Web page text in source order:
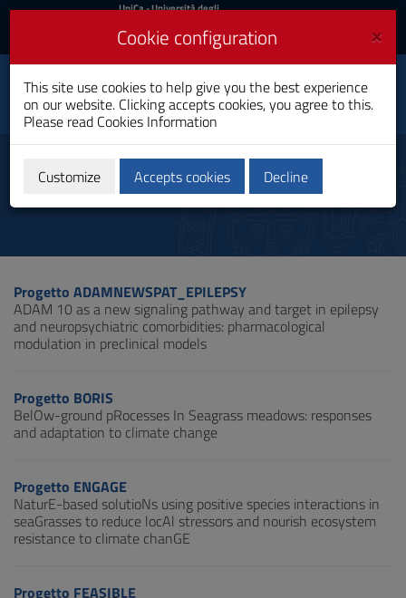
Skip
Content
to
Go
Footer
UniCa
Login
UniCa- Università degli
Login UniCA News
Toggle
navigation
Department of Life and
Environmental Sciences
Projects
Progetto ADAMNEWSPAT_EPILEPSY
ADAM 10 as a new signaling pathway and target in epilepsy
and neuropsychiatric comorbidities: pharmacological
modulation in preclinical models
Progetto BORIS
BelOw-ground pRocesses In Seagrass meadows: responses
and adaptation to climate change
Progetto ENGAGE
NaturE-based solutioNs using positive species interactions in
seaGrasses to reduce locAl stressors and nourish ecosystem
resistance to climate chanGE
Progetto FEASIBLE
×
Cookie configuration
This site use cookies to help give you the best experience
on our website. Clicking accepts cookies, you agree to this.
Please read Cookies Information
Customize Accepts cookies Decline